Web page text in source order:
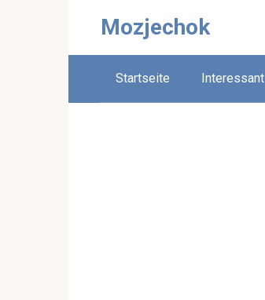
Mozjechok
Startseite Interessant